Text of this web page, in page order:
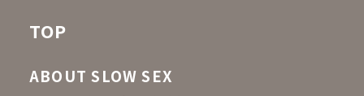
TOP
ABOUT SLOW SEX